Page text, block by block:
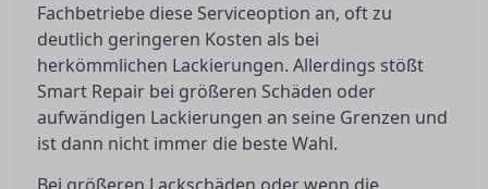
Fachbetriebe diese Serviceoption an, oft zu
deutlich geringeren Kosten als bei
herkömmlichen Lackierungen. Allerdings stößt
Smart Repair bei größeren Schäden oder
aufwändigen Lackierungen an seine Grenzen und
ist dann nicht immer die beste Wahl.